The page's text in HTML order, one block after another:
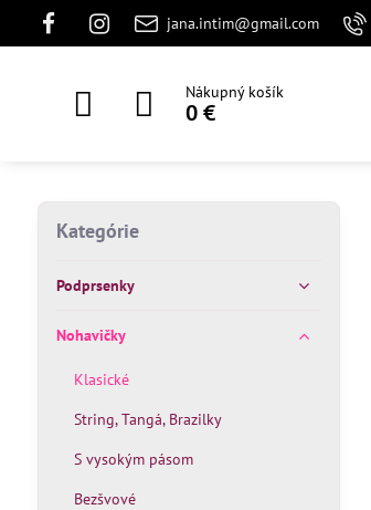
jana.intim@gmail.com
Nákupný košík
0 €
Kategórie
Podprsenky
Nohavičky
Klasické
String, Tangá, Brazilky
S vysokým pásom
Bezšvové